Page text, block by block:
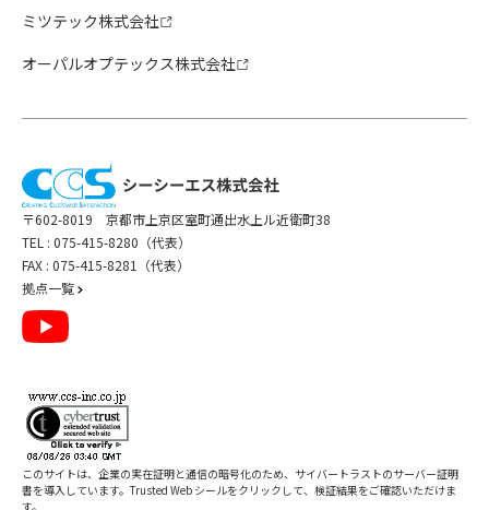
ミツテック株式会社
オーパルオプテックス株式会社
〒602-8019 京都市上京区室町通出水上ル近衛町38
TEL : 075-415-8280（代表）
FAX : 075-415-8281（代表）
拠点一覧
このサイトは、企業の実在証明と通信の暗号化のため、サイバートラストのサーバー証明
書を導入しています。Trusted Web シールをクリックして、検証結果をご確認いただけま
す。